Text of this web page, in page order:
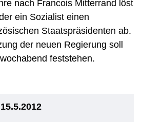
nach Francois Mitterrand löst
ein Sozialist einen
Staatspräsidenten ab.
der neuen Regierung soll
feststehen.